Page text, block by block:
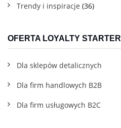
Trendy i inspiracje (36)
OFERTA LOYALTY STARTER
Dla sklepów detalicznych
Dla firm handlowych B2B
Dla firm usługowych B2C